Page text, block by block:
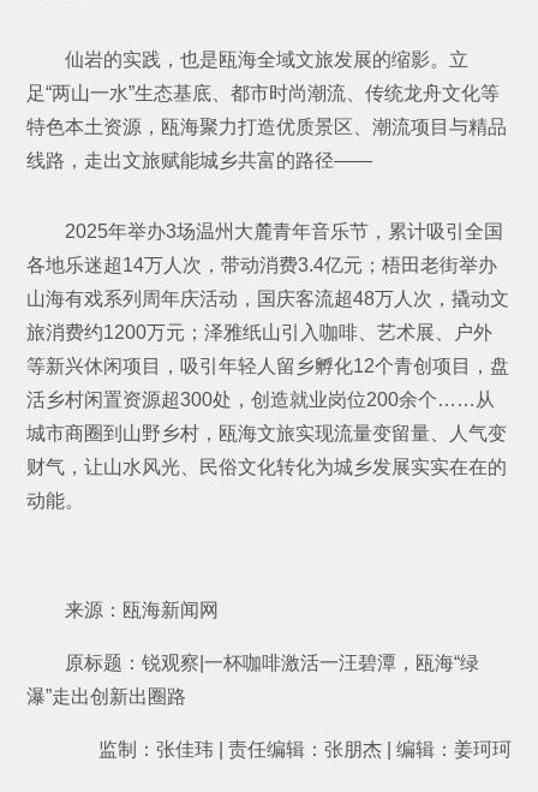
仙岩的实践，也是瓯海全域文旅发展的缩影。立
足“两山一水”生态基底、都市时尚潮流、传统龙舟文化等
特色本土资源，瓯海聚力打造优质景区、潮流项目与精品
线路，走出文旅赋能城乡共富的路径——
2025年举办3场温州大麓青年音乐节，累计吸引全国
各地乐迷超14万人次，带动消费3.4亿元；梧田老街举办
山海有戏系列周年庆活动，国庆客流超48万人次，撬动文
旅消费约1200万元；泽雅纸山引入咖啡、艺术展、户外
等新兴休闲项目，吸引年轻人留乡孵化12个青创项目，盘
活乡村闲置资源超300处，创造就业岗位200余个……从
城市商圈到山野乡村，瓯海文旅实现流量变留量、人气变
财气，让山水风光、民俗文化转化为城乡发展实实在在的
动能。
来源：瓯海新闻网
原标题：锐观察|一杯咖啡激活一汪碧潭，瓯海“绿
瀑”走出创新出圈路
监制：张佳玮 | 责任编辑：张朋杰 | 编辑：姜珂珂